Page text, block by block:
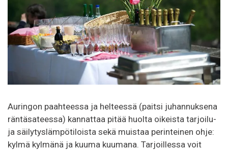
Auringon paahteessa ja helteessä (paitsi juhannuksena
räntäsateessa) kannattaa pitää huolta oikeista tarjoilu-
ja säilytyslämpötiloista sekä muistaa perinteinen ohje:
kylmä kylmänä ja kuuma kuumana. Tarjoillessa voit